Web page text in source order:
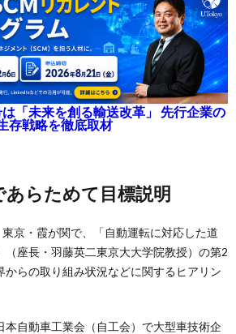
「未来を創る輸送改革」 先行企業の
存戦略を徹底取材
あらためて目標説明
京・霞が関で、「自動運転に対応した道
（座長・羽藤英二東京大大学院教授）の第2
からの取り組み状況などに関するヒアリン
本自動車工業会（自工会）で大型車技術企